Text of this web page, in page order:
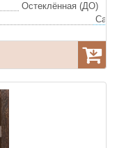
Остеклённая (ДО)